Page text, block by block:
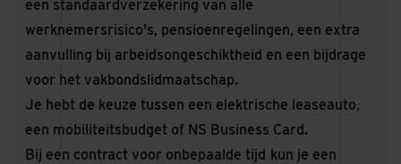
een standaardverzekering van alle
werknemersrisico's, pensioenregelingen, een extra
aanvulling bij arbeidsongeschiktheid en een bijdrage
voor het vakbondslidmaatschap.
Je hebt de keuze tussen een elektrische leaseauto,
een mobiliteitsbudget of NS Business Card.
Bij een contract voor onbepaalde tijd kun je een